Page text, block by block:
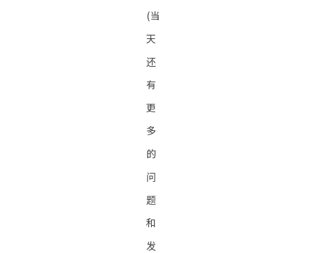
(当
天
还
有
更
多
的
问
题
和
发